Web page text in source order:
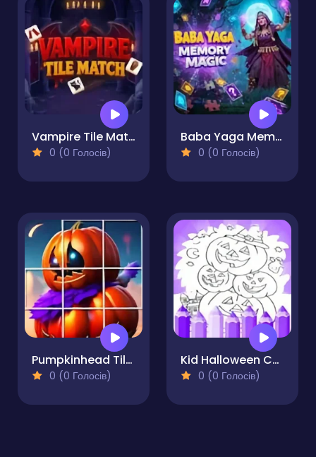
Vampire Tile Match
0 (0 Голосів)
Baba Yaga Memory Magic
0 (0 Голосів)
Pumpkinhead Tile Image Scramble
0 (0 Голосів)
Kid Halloween Coloring Pages
0 (0 Голосів)